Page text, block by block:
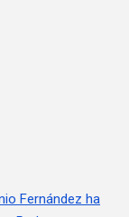
Fernández ha